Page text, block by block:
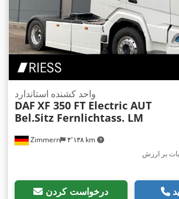
Zimmern ۴٬۱۳۸ km
واحد کشنده استاندارد
DAF XF 350 FT Electric AUT
Bel.Sitz Fernlichtass. LM
بر ارزش
درخواست کردن